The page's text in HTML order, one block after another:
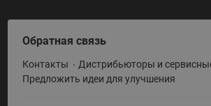
Холодильная техника
Приводная техника
Промышленная автоматика
HeatPlatform (Тепловая платформа)
Полезные программы и инструменты
Условия поставки
Обратная связь
Контакты
Дистрибьюторы и
Предложить идеи для улучшения